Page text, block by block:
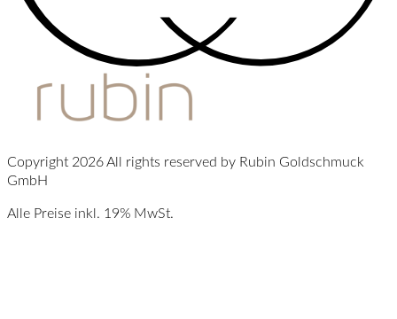
Copyright 2026 All rights reserved by Rubin Goldschmuck
GmbH
Alle Preise inkl. 19% MwSt.